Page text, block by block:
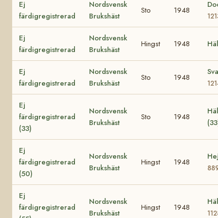
Ej
färdigregistrerad
Nordsvensk
Brukshäst
Sto 1948
Ej
färdigregistrerad
Nordsvensk
Brukshäst
Hingst 1948
Ej
färdigregistrerad
Nordsvensk
Brukshäst
Sto 1948
Ej
färdigregistrerad
(33)
Nordsvensk
Brukshäst
Sto 1948
Ej
färdigregistrerad
(50)
Nordsvensk
Brukshäst
Hingst 1948
Ej
färdigregistrerad
Nordsvensk
Brukshäst
Hingst 1948